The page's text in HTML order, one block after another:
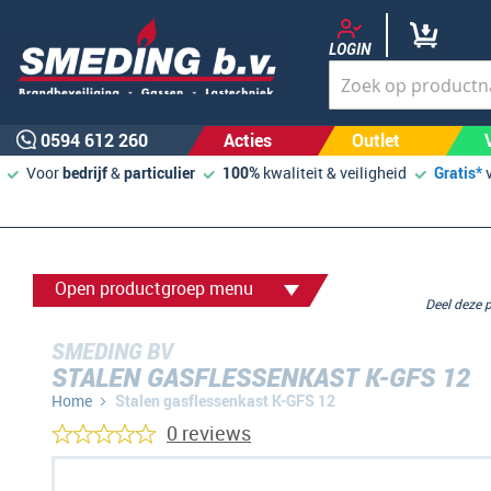
LOGIN
0594 612 260 Acties Outlet
Voorbedrijf&particulier 100% kwaliteit & veiligheid Gratis*
Open productgroep menu
SMEDING BV
STALEN GASFLESSENKAST K-GFS 12
Home Stalen gasflessenkast K-GFS 12
Deel
0 reviews
Ga